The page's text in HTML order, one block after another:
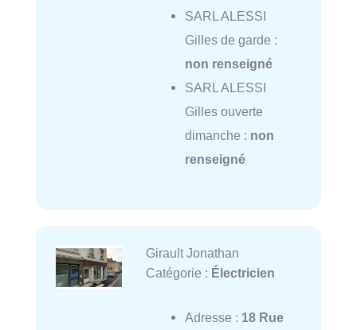
SARL ALESSI
Gilles de garde :
non renseigné
SARL ALESSI
Gilles ouverte
dimanche : non
renseigné
Girault Jonathan
Catégorie : Électricien
Adresse : 18 Rue